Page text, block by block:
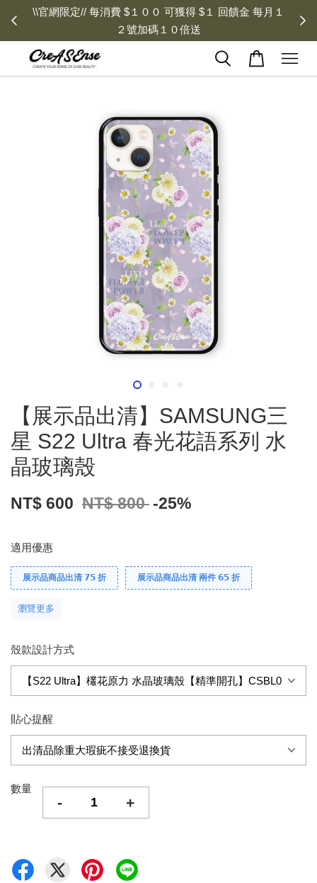
\\官網限定// 每消費 $１００ 可獲得 $１ 回饋金 每月１
２號加碼１０倍送
【展示品出清】SAMSUNG三
星 S22 Ultra 春光花語系列 水
晶玻璃殼
NT$ 600 NT$ 800 -25%
適用優惠
展示品商品出清 𝟳𝟱 折 展示品商品出清 兩件 𝟲𝟱 折
瀏覽更多
殼款設計方式
貼心提醒
數量
- +